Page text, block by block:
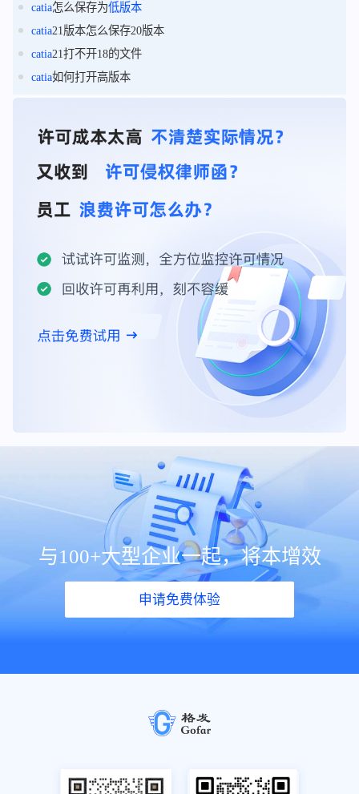
catia怎么保存为低版本
catia21版本怎么保存20版本
catia21打不开18的文件
catia如何打开高版本
与100+大型企业一起，将本增效
申请免费体验